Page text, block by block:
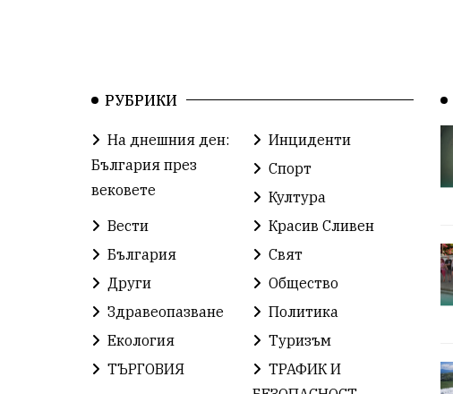
РУБРИКИ
На днешния ден:
България през
вековете
Инциденти
Спорт
Култура
Вести
Красив Сливен
България
Свят
Други
Общество
Здравеопазване
Политика
Екология
Туризъм
ТЪРГОВИЯ
ТРАФИК И